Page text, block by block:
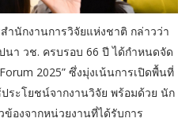
ำนักงานการวิจัยแห่งชาติ กล่าวว่า
นา วช. ครบรอบ 66 ปี ได้กำหนดจัด
2025” ซึ่งมุ่งเน้นการเปิดพื้นที่
ระโยชน์จากงานวิจัย พร้อมด้วย นัก
องจากหน่วยงานที่ได้รับการ